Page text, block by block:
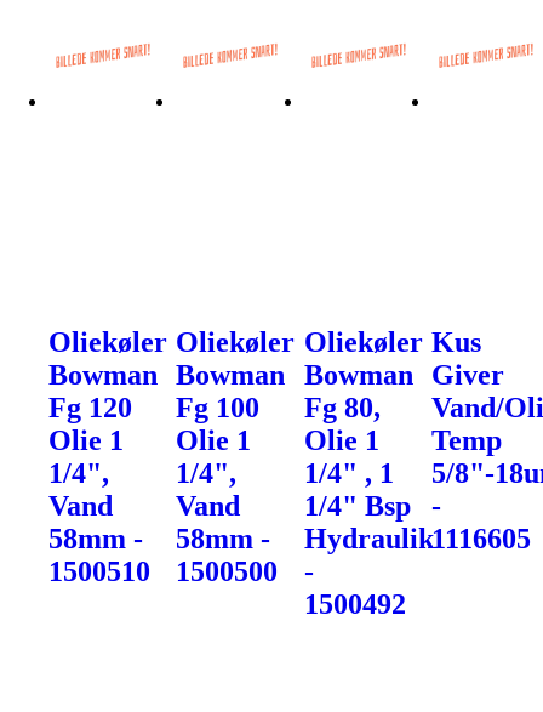
Oliekøler
Bowman
Fg 120
Olie 1
1/4",
Vand
58mm -
1500510
Oliekøler
Bowman
Fg 100
Olie 1
1/4",
Vand
58mm -
1500500
Oliekøler
Bowman
Fg 80,
Olie 1
1/4" , 1
1/4" Bsp
Hydraulik
-
1500492
Kus
Giver
Vand/
Temp
5/8"-
-
1116605